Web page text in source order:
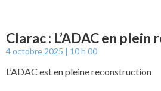
Clarac : L’ADAC en
4 octobre 2025 10 h 00
L’ADAC est en pleine reconstruction